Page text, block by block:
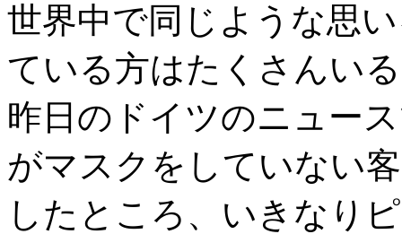
世界中で同じような思
ている方はたくさんい
昨日のドイツのニュー
がマスクをしていない
したところ、いきなり